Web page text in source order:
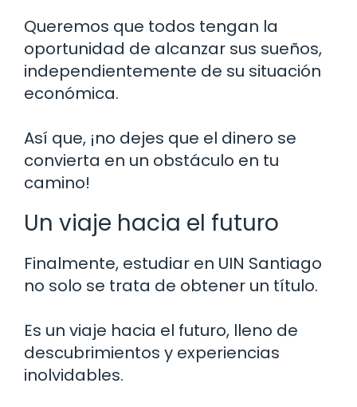
Queremos que todos tengan la
oportunidad de alcanzar sus sueños,
independientemente de su situación
económica.
Así que, ¡no dejes que el dinero se
convierta en un obstáculo en tu
camino!
Un viaje hacia el futuro
Finalmente, estudiar en UIN Santiago
no solo se trata de obtener un título.
Es un viaje hacia el futuro, lleno de
descubrimientos y experiencias
inolvidables.